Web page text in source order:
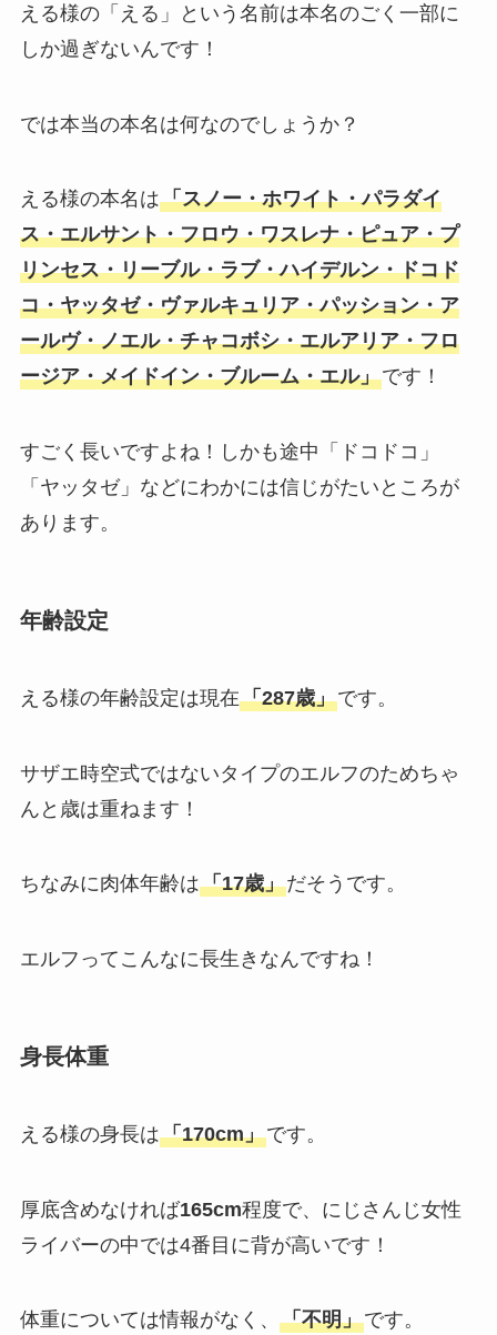
える様の「える」という名前は本名のごく一部に
しか過ぎないんです！
では本当の本名は何なのでしょうか？
える様の本名は「スノー・ホワイト・パラダイ
ス・エルサント・フロウ・ワスレナ・ピュア・プ
リンセス・リーブル・ラブ・ハイデルン・ドコド
コ・ヤッタゼ・ヴァルキュリア・パッション・ア
ールヴ・ノエル・チャコボシ・エルアリア・フロ
ージア・メイドイン・ブルーム・エル」です！
すごく長いですよね！しかも途中「ドコドコ」
「ヤッタゼ」などにわかには信じがたいところが
あります。
年齢設定
える様の年齢設定は現在「287歳」です。
サザエ時空式ではないタイプのエルフのためちゃ
んと歳は重ねます！
ちなみに肉体年齢は「17歳」だそうです。
エルフってこんなに長生きなんですね！
身長体重
える様の身長は「170cm」です。
厚底含めなければ165cm程度で、にじさんじ女性
ライバーの中では4番目に背が高いです！
体重については情報がなく、 「不明」です。